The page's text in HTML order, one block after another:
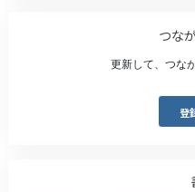
つな
更新して、つな
登